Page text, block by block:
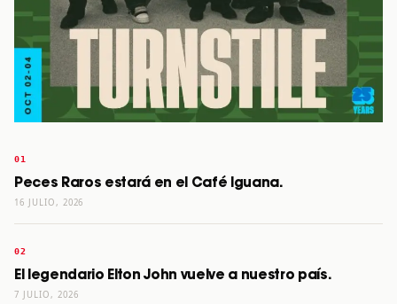
Peces Raros estará en el Café Iguana.
16 JULIO, 2026
El legendario Elton John vuelve a nuestro país.
7 JULIO, 2026